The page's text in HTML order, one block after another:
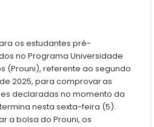
os estudantes pré-
no Programa Universidade
(Prouni), referente ao segundo
2025, para comprovar as
declaradas no momento da
nesta sexta-feira (5).
a bolsa do Prouni, os